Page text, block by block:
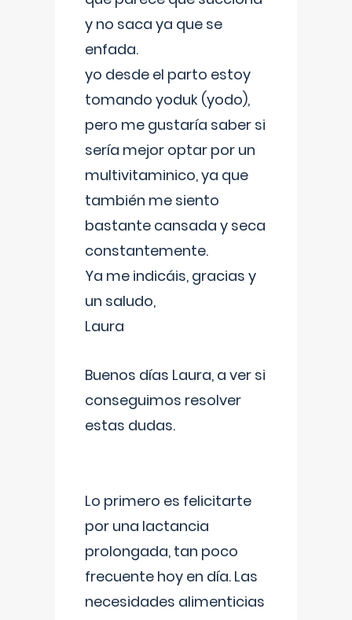
y no saca ya que se
enfada.
yo desde el parto estoy
tomando yoduk (yodo),
pero me gustaría saber si
sería mejor optar por un
multivitaminico, ya que
también me siento
bastante cansada y seca
constantemente.
Ya me indicáis, gracias y
un saludo,
Laura
Buenos días Laura, a ver si
conseguimos resolver
estas dudas.
Lo primero es felicitarte
por una lactancia
prolongada, tan poco
frecuente hoy en día. Las
necesidades alimenticias